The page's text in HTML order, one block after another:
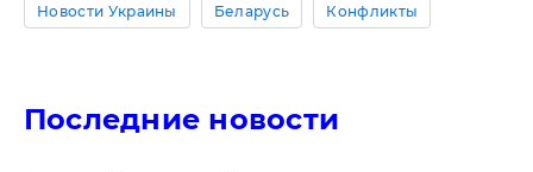
Новости Украины Беларусь Конфликты
Последние новости